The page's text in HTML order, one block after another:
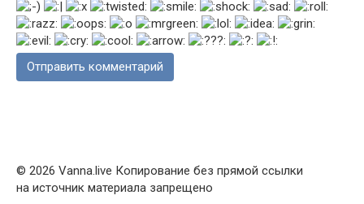
© 2026 Vanna.live Копирование без прямой ссылки
на источник материала запрещено